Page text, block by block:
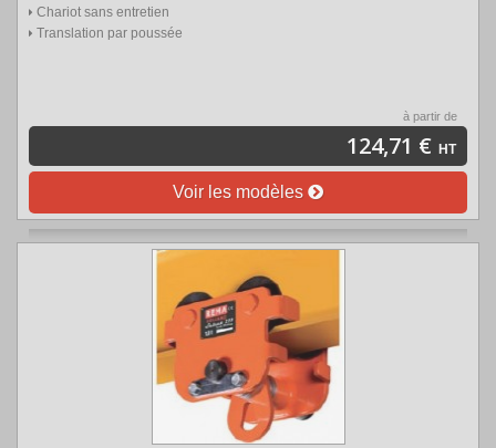
Chariot sans entretien
Translation par poussée
à partir de
124,71 € HT
Voir les modèles